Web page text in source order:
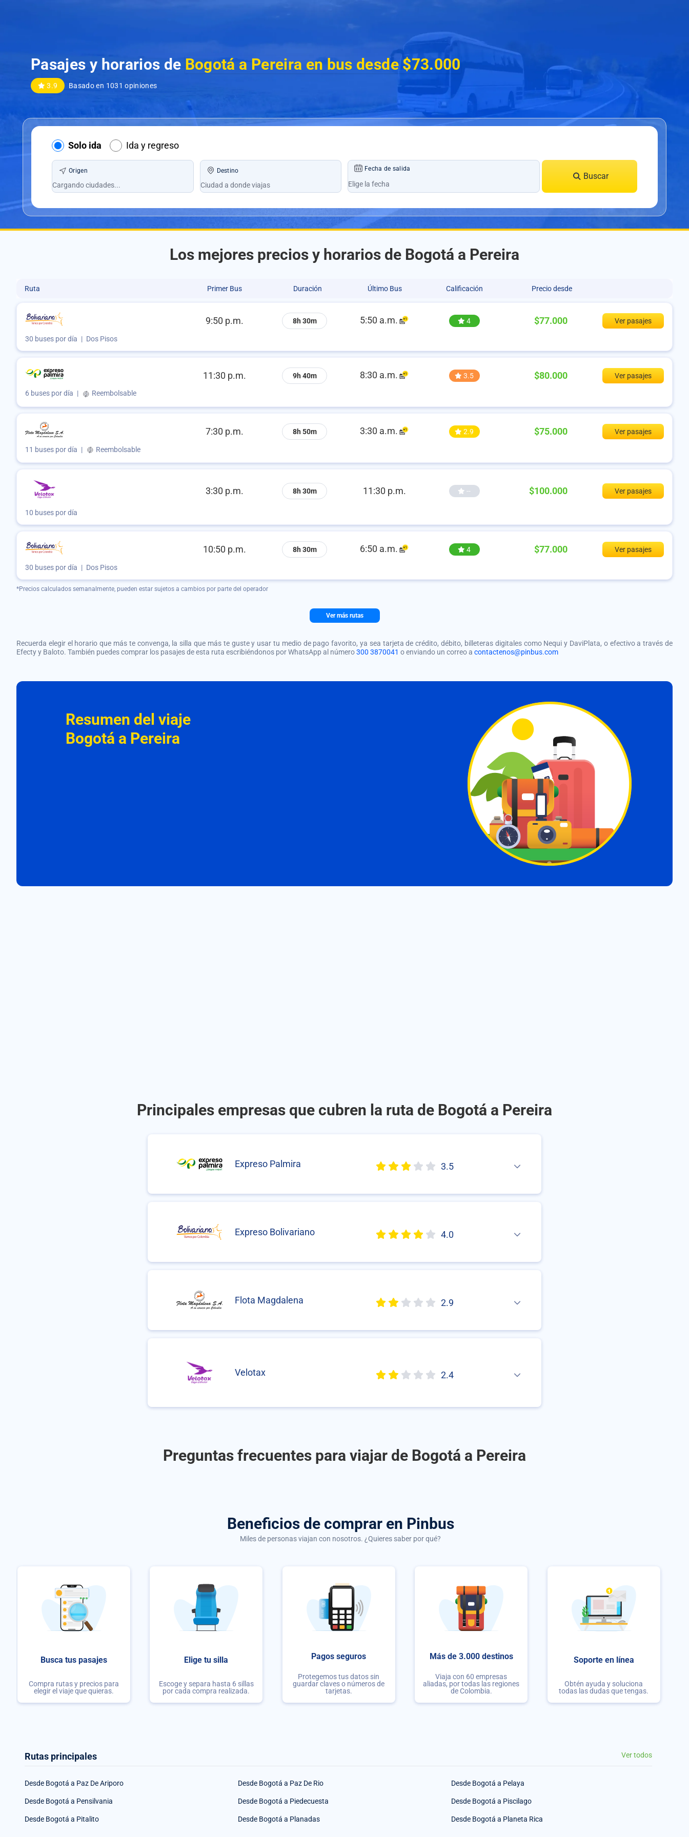
Pasajes y horarios de Bogotá a Pereira en bus desde $73.000
3.9 Basado en 1031 opiniones
Solo ida Ida y regreso
Origen Destino Fecha de salida
Buscar
Los mejores precios y horarios de Bogotá a Pereira
Ruta Primer Bus Duración Último Bus Calificación Precio desde
9:50 p.m. 8h 30m 5:50 a.m. 4 $77.000 Ver pasajes
30 buses por día | Dos Pisos
11:30 p.m. 9h 40m 8:30 a.m. 3.5 $80.000 Ver pasajes
6 buses por día | Reembolsable
7:30 p.m. 8h 50m 3:30 a.m. 2.9 $75.000 Ver pasajes
11 buses por día | Reembolsable
3:30 p.m. 8h 30m 11:30 p.m. -- $100.000 Ver pasajes
10 buses por día
10:50 p.m. 8h 30m 6:50 a.m. 4 $77.000 Ver pasajes
30 buses por día | Dos Pisos
*Precios calculados semanalmente, pueden estar sujetos a cambios por parte del operador
Ver más rutas
Recuerda elegir el horario que más te convenga, la silla que más te guste y usar tu medio de pago favorito, ya sea tarjeta de crédito, débito, billeteras digitales como Nequi y DaviPlata, o efectivo a través de
Efecty y Baloto. También puedes comprar los pasajes de esta ruta escribiéndonos por WhatsApp al número300 3870041 o enviando un correo a contactenos@pinbus.com
Resumen del viaje
Bogotá a Pereira
Principales empresas que cubren la ruta de Bogotá a Pereira
Expreso Palmira 3.5
Expreso Bolivariano 4.0
Flota Magdalena 2.9
Velotax 2.4
Preguntas frecuentes para viajar de Bogotá a Pereira
Beneficios de comprar en Pinbus
Miles de personas viajan con nosotros. ¿Quieres saber por qué?
Busca tus pasajes
Compra rutas y precios para
elegir el viaje que quieras.
Elige tu silla
Escoge y separa hasta 6 sillas
por cada compra realizada.
Pagos seguros
Protegemos tus datos sin
guardar claves o números de
tarjetas.
Más de 3.000 destinos
Viaja con 60 empresas
aliadas, por todas las regiones
de Colombia.
Soporte en línea
Obtén ayuda y soluciona
todas las dudas que tengas.
Rutas principales Ver todos
Desde Bogotá a Paz De Ariporo Desde Bogotá a Paz De Rio Desde Bogotá a Pelaya
Desde Bogotá a Pensilvania Desde Bogotá a Piedecuesta Desde Bogotá a Piscilago
Desde Bogotá a Pitalito Desde Bogotá a Planadas Desde Bogotá a Planeta Rica